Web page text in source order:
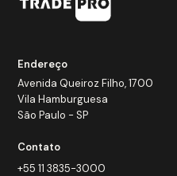
Endereço
Avenida Queiroz Filho, 1700
Vila Hamburguesa
São Paulo - SP
Contato
+55 11 3835-3000